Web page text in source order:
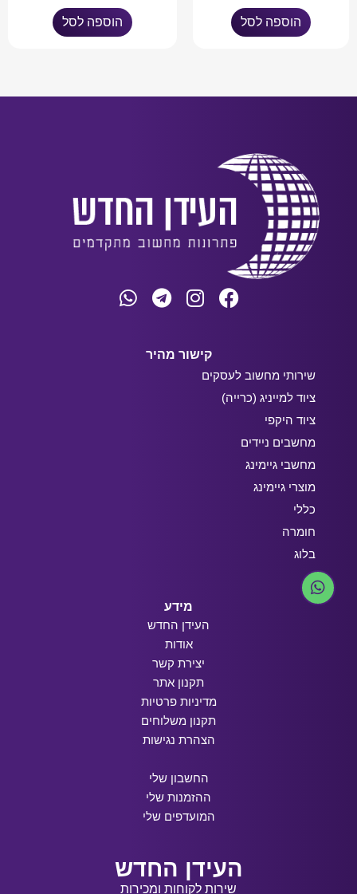
הוספה לסל הוספה לסל
קישור מהיר
שירותי מחשוב לעסקים
ציוד למייניג (כרייה)
ציוד היקפי
מחשבים ניידים
מחשבי גיימינג
מוצרי גיימינג
כללי
חומרה
בלוג
מידע
העידן החדש
אודות
יצירת קשר
תקנון אתר
מדיניות פרטיות
תקנון משלוחים
הצהרת נגישות
החשבון שלי
ההזמנות שלי
המועדפים שלי
העידן החדש
שירות לקוחות ומכירות